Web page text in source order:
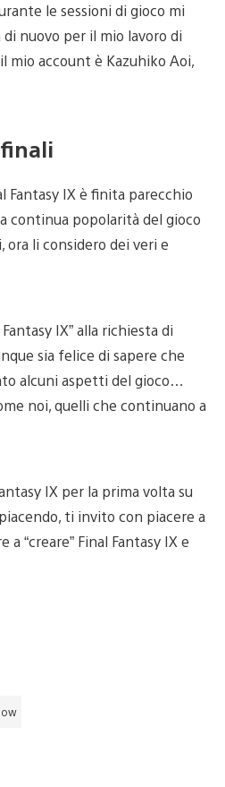
le sessioni di gioco mi
nuovo per il mio lavoro di
mio account è Kazuhiko Aoi,
Fantasy IX è finita parecchio
continua popolarità del gioco
li considero dei veri e
IX” alla richiesta di
sia felice di sapere che
alcuni aspetti del gioco…
noi, quelli che continuano a
IX per la prima volta su
ti invito con piacere a
“creare” Final Fantasy IX e